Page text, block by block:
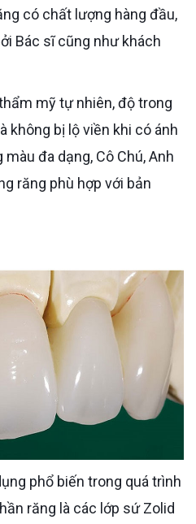
có chất lượng hàng đầu,
Bác sĩ cũng như khách
không bị lộ viền khi có ánh
đa dạng, Cô Chú, Anh
răng phù hợp với bản
răng là các lớp sứ Zolid